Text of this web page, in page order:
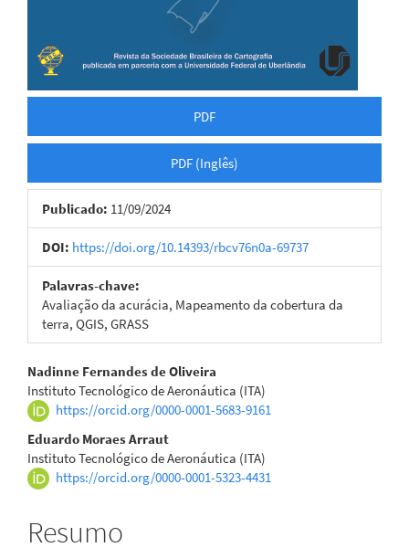
PDF
PDF (Inglês)
Publicado: 11/09/2024
DOI: https://doi.org/10.14393/rbcv76n0a-69737
Palavras-chave:
Avaliação da acurácia, Mapeamento da cobertura da
terra, QGIS, GRASS
Conteúdo
do
artigo
principal
Nadinne Fernandes de Oliveira
Instituto Tecnológico de Aeronáutica (ITA)
https://orcid.org/0000-0001-5683-9161
Eduardo Moraes Arraut
Instituto Tecnológico de Aeronáutica (ITA)
https://orcid.org/0000-0001-5323-4431
Resumo